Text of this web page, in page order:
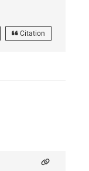
Citation